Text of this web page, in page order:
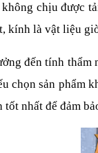
chịu được
là vật liệu
đến tính
chọn sản phẩm
nhất để đảm